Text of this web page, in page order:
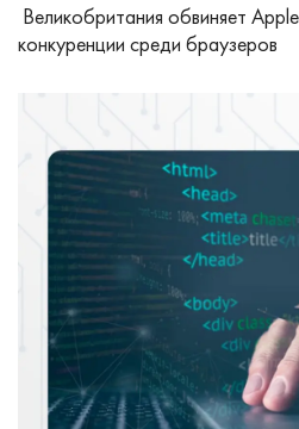
Великобритания обвиняет
конкуренции среди браузеров